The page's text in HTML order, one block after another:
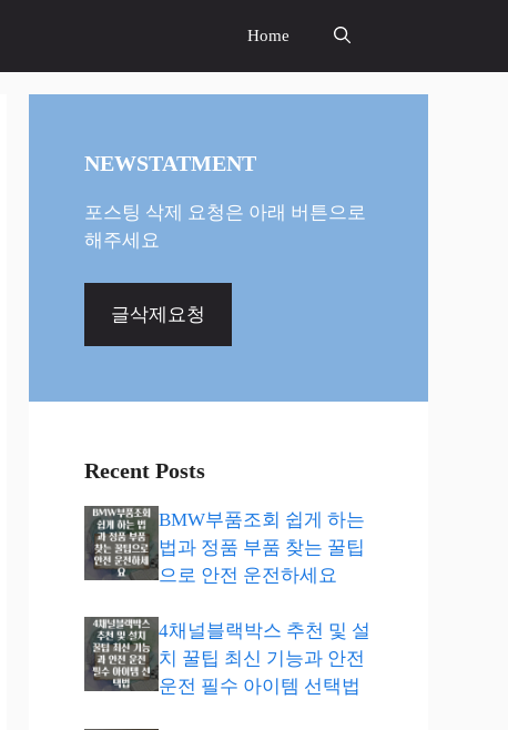
Home
NEWSTATMENT
포스팅 삭제 요청은 아래 버튼으로
해주세요
글삭제요청
Recent Posts
BMW부품조회 쉽게 하는
법과 정품 부품 찾는 꿀팁
으로 안전 운전하세요
4채널블랙박스 추천 및 설
치 꿀팁 최신 기능과 안전
운전 필수 아이템 선택법